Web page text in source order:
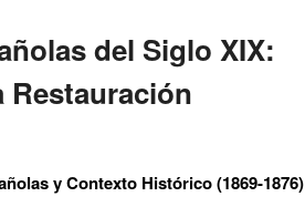
del Siglo XIX:
Restauración
y Contexto Histórico (1869-1876)